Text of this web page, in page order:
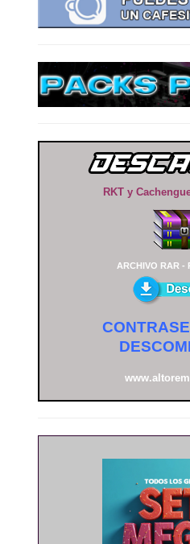
RKT y
ARCHIVO RAR -